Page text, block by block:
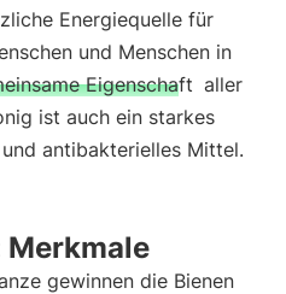
Energiequelle für
und Menschen in
Eigenschaft aller
ist auch ein starkes
antibakterielles Mittel.
gewinnen die Bienen